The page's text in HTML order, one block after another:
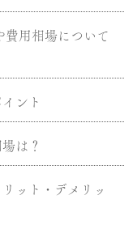
費用相場について
ント
は？
ット・デメリッ